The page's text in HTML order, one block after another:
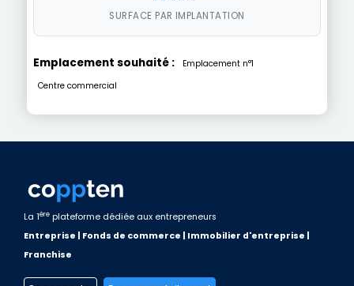
SURFACE PAR IMPLANTATION
Emplacement souhaité :
Emplacement n°1
Centre commercial
La 1ère plateforme dédiée aux entrepreneurs
Entreprise | Fonds de commerce | Immobilier d'entreprise |
Franchise